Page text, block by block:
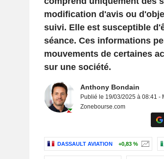
modification d'avis ou
suivi. Elle est susceptible
séance. Ces informations
mouvements de certaines
sur une société.
Anthony Bondain
Publié le 19/03/2025 à 08:41 -
Zonebourse.com
DASSAULT AVIATION +0,83 %